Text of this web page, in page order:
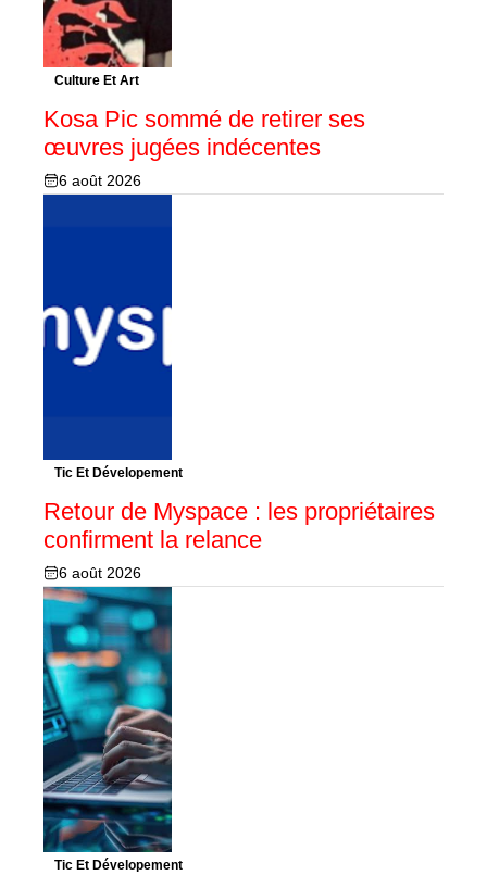
Culture Et Art
Kosa Pic sommé de retirer ses
œuvres jugées indécentes
6 août 2026
Tic Et Dévelopement
Retour de Myspace : les propriétaires
confirment la relance
6 août 2026
Tic Et Dévelopement